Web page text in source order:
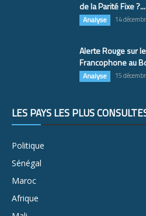
de la Parité Fixe ?...
Analyse 14
Alerte Rouge sur le
Francophone au
Analyse 15
LES PAYS LES PLUS
Politique
Sénégal
Maroc
Afrique